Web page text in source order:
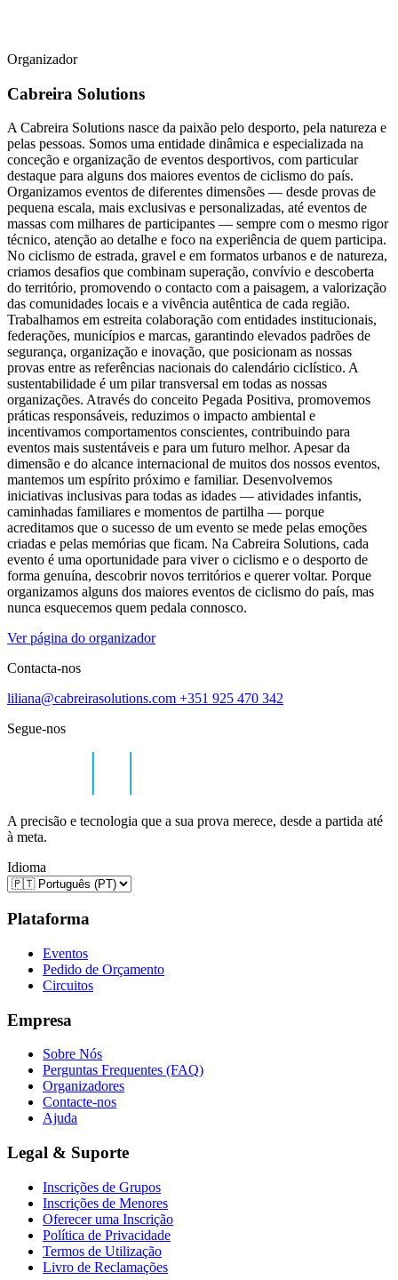
Organizador
Cabreira Solutions
A Cabreira Solutions nasce da paixão pelo desporto, pela natureza e
pelas pessoas. Somos uma entidade dinâmica e especializada na
conceção e organização de eventos desportivos, com particular
destaque para alguns dos maiores eventos de ciclismo do país.
Organizamos eventos de diferentes dimensões — desde provas de
pequena escala, mais exclusivas e personalizadas, até eventos de
massas com milhares de participantes — sempre com o mesmo rigor
técnico, atenção ao detalhe e foco na experiência de quem participa.
No ciclismo de estrada, gravel e em formatos urbanos e de natureza,
criamos desafios que combinam superação, convívio e descoberta
do território, promovendo o contacto com a paisagem, a valorização
das comunidades locais e a vivência autêntica de cada região.
Trabalhamos em estreita colaboração com entidades institucionais,
federações, municípios e marcas, garantindo elevados padrões de
segurança, organização e inovação, que posicionam as nossas
provas entre as referências nacionais do calendário ciclístico. A
sustentabilidade é um pilar transversal em todas as nossas
organizações. Através do conceito Pegada Positiva, promovemos
práticas responsáveis, reduzimos o impacto ambiental e
incentivamos comportamentos conscientes, contribuindo para
eventos mais sustentáveis e para um futuro melhor. Apesar da
dimensão e do alcance internacional de muitos dos nossos eventos,
mantemos um espírito próximo e familiar. Desenvolvemos
iniciativas inclusivas para todas as idades — atividades infantis,
caminhadas familiares e momentos de partilha — porque
acreditamos que o sucesso de um evento se mede pelas emoções
criadas e pelas memórias que ficam. Na Cabreira Solutions, cada
evento é uma oportunidade para viver o ciclismo e o desporto de
forma genuína, descobrir novos territórios e querer voltar. Porque
organizamos alguns dos maiores eventos de ciclismo do país, mas
nunca esquecemos quem pedala connosco.
Ver página do organizador
Contacta-nos
liliana@cabreirasolutions.com +351 925 470 342
Segue-nos
A precisão e tecnologia que a sua prova merece, desde a partida até
à meta.
Idioma
Plataforma
Eventos
Pedido de Orçamento
Circuitos
Empresa
Sobre Nós
Perguntas Frequentes (FAQ)
Organizadores
Contacte-nos
Ajuda
Legal & Suporte
Inscrições de Grupos
Inscrições de Menores
Oferecer uma Inscrição
Política de Privacidade
Termos de Utilização
Livro de Reclamações